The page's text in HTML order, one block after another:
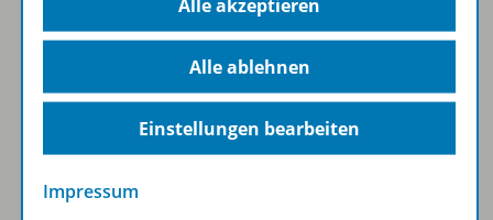
Westermann Österreich
Veranstaltungen
Alle akzeptieren
Alle ablehnen
Einstellungen bearbeiten
Impressum